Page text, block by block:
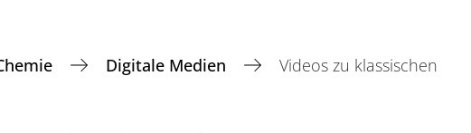
Digitale Medien
Videos zu klassischen